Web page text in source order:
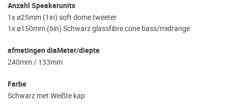
Anzahl Speakerunits
1x ø25mm (1in) soft dome tweeter
1x ø150mm (6in) Schwarz glassfibre cone bass/midrange
afmetingen diaMeter/diepte
240mm / 133mm
Farbe
Schwarz met Weißte kap